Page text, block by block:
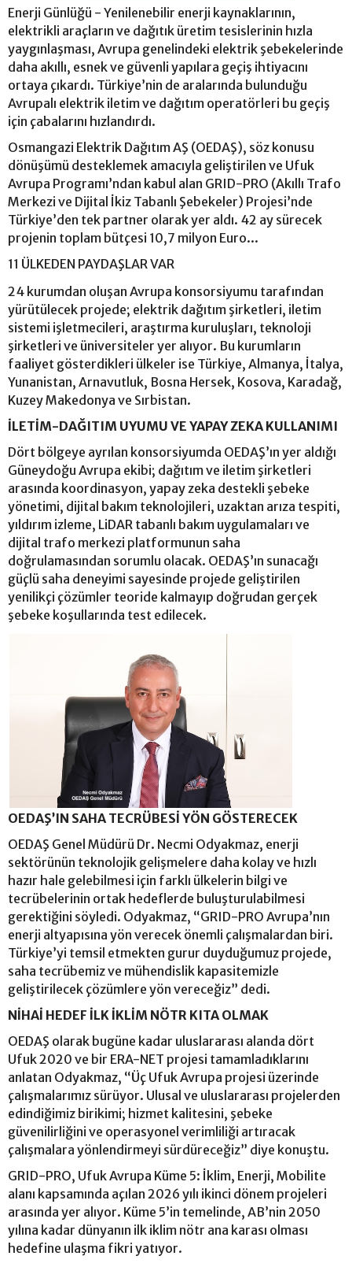
Enerji Günlüğü - Yenilenebilir enerji kaynaklarının,
elektrikli araçların ve dağıtık üretim tesislerinin hızla
yaygınlaşması, Avrupa genelindeki elektrik şebekelerinde
daha akıllı, esnek ve güvenli yapılara geçiş ihtiyacını
ortaya çıkardı. Türkiye’nin de aralarında bulunduğu
Avrupalı elektrik iletim ve dağıtım operatörleri bu geçiş
için çabalarını hızlandırdı.
Osmangazi Elektrik Dağıtım AŞ (OEDAŞ), söz konusu
dönüşümü desteklemek amacıyla geliştirilen ve Ufuk
Avrupa Programı’ndan kabul alan GRID-PRO (Akıllı Trafo
Merkezi ve Dijital İkiz Tabanlı Şebekeler) Projesi’nde
Türkiye’den tek partner olarak yer aldı. 42 ay sürecek
projenin toplam bütçesi 10,7 milyon Euro...
11 ÜLKEDEN PAYDAŞLAR VAR
24 kurumdan oluşan Avrupa konsorsiyumu tarafından
yürütülecek projede; elektrik dağıtım şirketleri, iletim
sistemi işletmecileri, araştırma kuruluşları, teknoloji
şirketleri ve üniversiteler yer alıyor. Bu kurumların
faaliyet gösterdikleri ülkeler ise Türkiye, Almanya, İtalya,
Yunanistan, Arnavutluk, Bosna Hersek, Kosova, Karadağ,
Kuzey Makedonya ve Sırbistan.
İLETİM-DAĞITIM UYUMU VE YAPAY ZEKA KULLANIMI
Dört bölgeye ayrılan konsorsiyumda OEDAŞ’ın yer aldığı
Güneydoğu Avrupa ekibi; dağıtım ve iletim şirketleri
arasında koordinasyon, yapay zeka destekli şebeke
yönetimi, dijital bakım teknolojileri, uzaktan arıza tespiti,
yıldırım izleme, LiDAR tabanlı bakım uygulamaları ve
dijital trafo merkezi platformunun saha
doğrulamasından sorumlu olacak. OEDAŞ’ın sunacağı
güçlü saha deneyimi sayesinde projede geliştirilen
yenilikçi çözümler teoride kalmayıp doğrudan gerçek
şebeke koşullarında test edilecek.
OEDAŞ’IN SAHA TECRÜBESİ YÖN GÖSTERECEK
OEDAŞ Genel Müdürü Dr. Necmi Odyakmaz, enerji
sektörünün teknolojik gelişmelere daha kolay ve hızlı
hazır hale gelebilmesi için farklı ülkelerin bilgi ve
tecrübelerinin ortak hedeflerde buluşturulabilmesi
gerektiğini söyledi. Odyakmaz, “GRID-PRO Avrupa’nın
enerji altyapısına yön verecek önemli çalışmalardan biri.
Türkiye’yi temsil etmekten gurur duyduğumuz projede,
saha tecrübemiz ve mühendislik kapasitemizle
geliştirilecek çözümlere yön vereceğiz” dedi.
NİHAİ HEDEF İLK İKLİM NÖTR KITA OLMAK
OEDAŞ olarak bugüne kadar uluslararası alanda dört
Ufuk 2020 ve bir ERA-NET projesi tamamladıklarını
anlatan Odyakmaz, “Üç Ufuk Avrupa projesi üzerinde
çalışmalarımız sürüyor. Ulusal ve uluslararası projelerden
edindiğimiz birikimi; hizmet kalitesini, şebeke
güvenilirliğini ve operasyonel verimliliği artıracak
çalışmalara yönlendirmeyi sürdüreceğiz” diye konuştu.
GRID-PRO, Ufuk Avrupa Küme 5: İklim, Enerji, Mobilite
alanı kapsamında açılan 2026 yılı ikinci dönem projeleri
arasında yer alıyor. Küme 5’in temelinde, AB’nin 2050
yılına kadar dünyanın ilk iklim nötr ana karası olması
hedefine ulaşma fikri yatıyor.